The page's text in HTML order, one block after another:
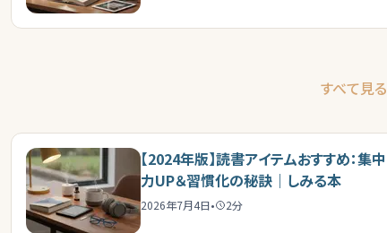
すべて見る
【2024年版】読書アイテムおすすめ：集中
力UP＆習慣化の秘訣｜しみる本
2026年7月4日• 2分